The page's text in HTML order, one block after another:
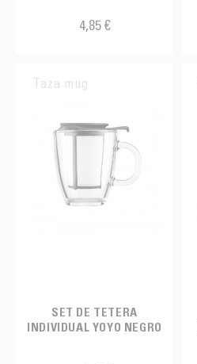
4,85 €
Taza mug
SET DE TETERA
INDIVIDUAL YOYO NEGRO